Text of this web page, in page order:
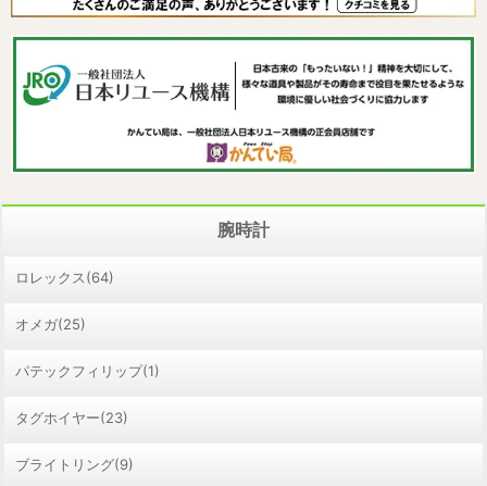
腕時計
ロレックス(64)
オメガ(25)
パテックフィリップ(1)
タグホイヤー(23)
ブライトリング(9)